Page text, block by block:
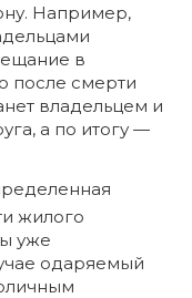
Например,
в
после смерти
владельцем и
а по итогу —
жилого
уже
одаряемый